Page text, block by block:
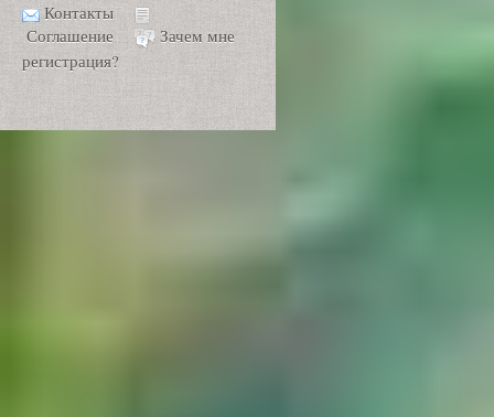
Контакты
Соглашение
Зачем мне
регистрация?